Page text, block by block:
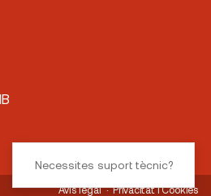
Avís legal Privacitat i Cookies
Necessites suport tècnic?